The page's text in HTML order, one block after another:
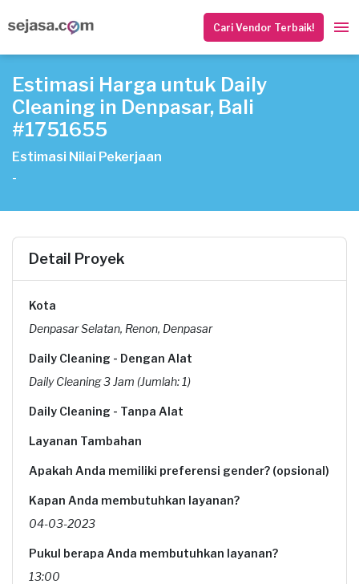
Cari Vendor Terbaik!
Estimasi Harga untuk Daily
Cleaning in Denpasar, Bali
#1751655
Estimasi Nilai Pekerjaan
-
Detail Proyek
Kota
Denpasar Selatan, Renon, Denpasar
Daily Cleaning - Dengan Alat
Daily Cleaning 3 Jam (Jumlah: 1)
Daily Cleaning - Tanpa Alat
Layanan Tambahan
Apakah Anda memiliki preferensi gender? (opsional)
Kapan Anda membutuhkan layanan?
04-03-2023
Pukul berapa Anda membutuhkan layanan?
13:00